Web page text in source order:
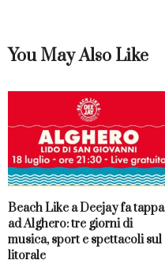
You May Also Like
Beach Like a Deejay fa tappa
ad Alghero: tre giorni di
musica, sport e spettacoli sul
litorale